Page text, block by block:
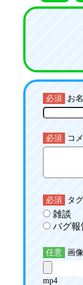
必須 お
必須 コ
必須 タグ
雑談
バグ報
任意 画
mp4